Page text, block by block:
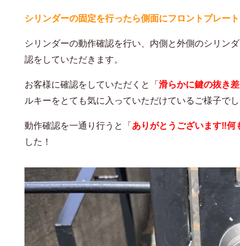
シリンダーの固定を行ったら側面にフロントプレー
シリンダーの動作確認を行い、内側と外側のシリン
認をしていただきます。
お客様に確認をしていただくと「滑らかに鍵の抜き
ルキーをとても気に入っていただけているご様子でし
動作確認を一通り行うと「ありがとうございます‼︎何
した！